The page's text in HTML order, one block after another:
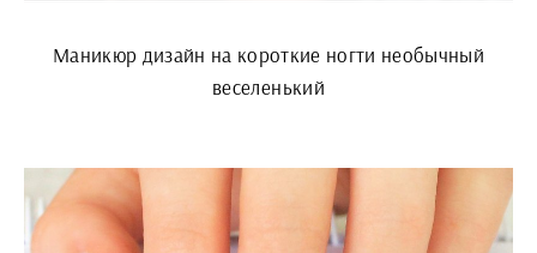
Маникюр дизайн на короткие ногти необычный
веселенький